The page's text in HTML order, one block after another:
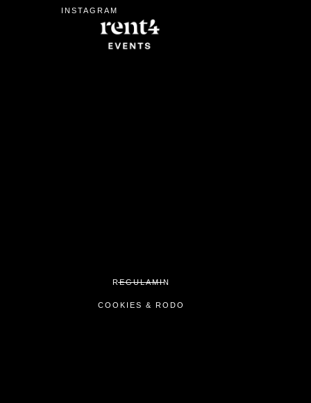
INSTAGRAM
REGULAMIN
COOKIES & RODO